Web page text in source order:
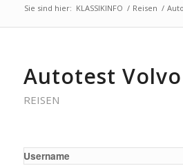
Sie sind hier: KLASSIKINFO / Reisen /
Autotest Volvo
REISEN
Username